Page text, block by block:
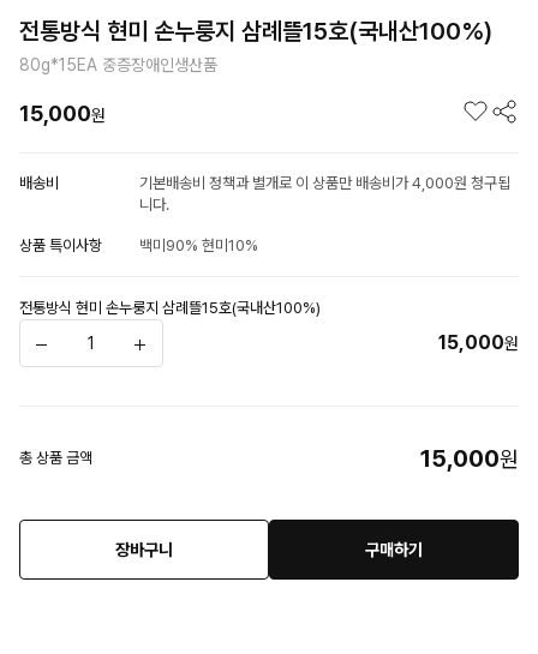
전통방식 현미 손누룽지 삼례뜰15호(국내산100%)
80g*15EA 중증장애인생산품
15,000원
배송비
기본배송비 정책과 별개로 이 상품만 배송비가 4,000원 청구됩
니다.
상품 특이사항 백미90% 현미10%
전통방식 현미 손누룽지 삼례뜰15호(국내산100%)
15,000원
총 상품 금액 15,000원
장바구니 구매하기